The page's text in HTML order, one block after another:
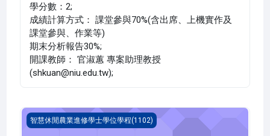
學分數：2;
成績計算方式： 課堂參與70%(含出席、上機實作及
課堂參與、作業等)
期末分析報告30%;
開課教師： 官淑蕙 專案助理教授
(shkuan@niu.edu.tw);
智慧休閒農業實習 二(1102_C1IL040002A)
智慧休閒農業進修學士學位學程(1102)